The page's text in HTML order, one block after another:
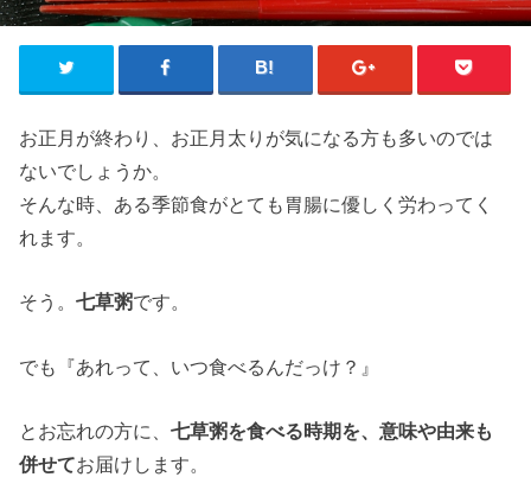
お正月が終わり、お正月太りが気になる方も多いのでは
ないでしょうか。
そんな時、ある季節食がとても胃腸に優しく労わってく
れます。
そう。七草粥です。
でも『あれって、いつ食べるんだっけ？』
とお忘れの方に、七草粥を食べる時期を、意味や由来も
併せてお届けします。